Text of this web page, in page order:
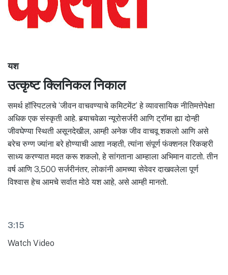
यश
उत्कृष्ट क्लिनिकल निकाल
समर्थ हॉस्पिटलचे ‘जीवन वाचवण्याचे कमिटमेंट’ हे व्यावसायिक नीतिमत्तेपेक्षा
अधिक एक संस्कृती आहे. बर्‍याचवेळा न्यूरोसर्जरी आणि ट्रॉमा ह्या दोन्ही
जीवघेण्या स्थिती असूनदेखील, आम्ही अनेक जीव वाचवू शकलो आणि असे
बरेच रुग्ण ज्यांना बरे होण्याची आशा नव्हती, त्यांना संपूर्ण फंक्शनल रिकव्हरी
साध्य करण्यात मदत करू शकलो, हे सांगताना आम्हाला अभिमान वाटतो. तीन
वर्ष आणि 3,500 सर्जरीनंतर, लोकांनी आमच्या सेवेवर दाखवलेला पूर्ण
विश्वास हेच आमचे सर्वात मोठे यश आहे, असे आम्ही मानतो.
3:15
Watch Video